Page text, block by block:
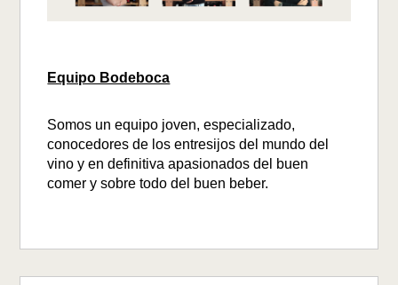
Equipo Bodeboca
Somos un equipo joven, especializado,
conocedores de los entresijos del mundo del
vino y en definitiva apasionados del buen
comer y sobre todo del buen beber.